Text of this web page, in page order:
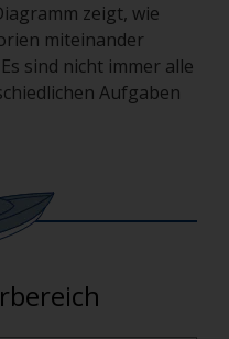
zeigt, wie
miteinander
sind nicht immer alle
Aufgaben